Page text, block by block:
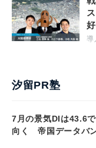
導
汐留PR塾
7月の景気DIは43.6
向く 帝国データバ